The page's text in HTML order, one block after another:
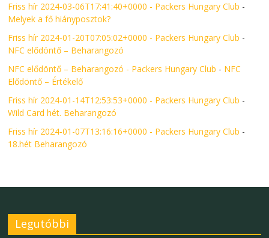
Friss hír 2024-03-06T17:41:40+0000 - Packers Hungary Club -
Melyek a fő hiányposztok?
Friss hír 2024-01-20T07:05:02+0000 - Packers Hungary Club -
NFC elődöntő – Beharangozó
NFC elődöntő – Beharangozó - Packers Hungary Club - NFC
Elődöntő – Értékelő
Friss hír 2024-01-14T12:53:53+0000 - Packers Hungary Club -
Wild Card hét. Beharangozó
Friss hír 2024-01-07T13:16:16+0000 - Packers Hungary Club -
18.hét Beharangozó
Legutóbbi